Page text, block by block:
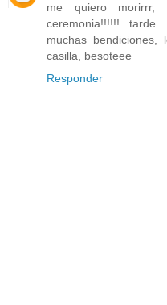
me quiero
muchas
casilla, besoteee
Responder